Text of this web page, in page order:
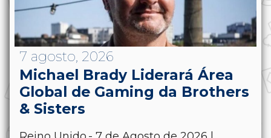
7 agosto, 2026
Michael Brady Liderará Área
Global de Gaming da Brothers
& Sisters